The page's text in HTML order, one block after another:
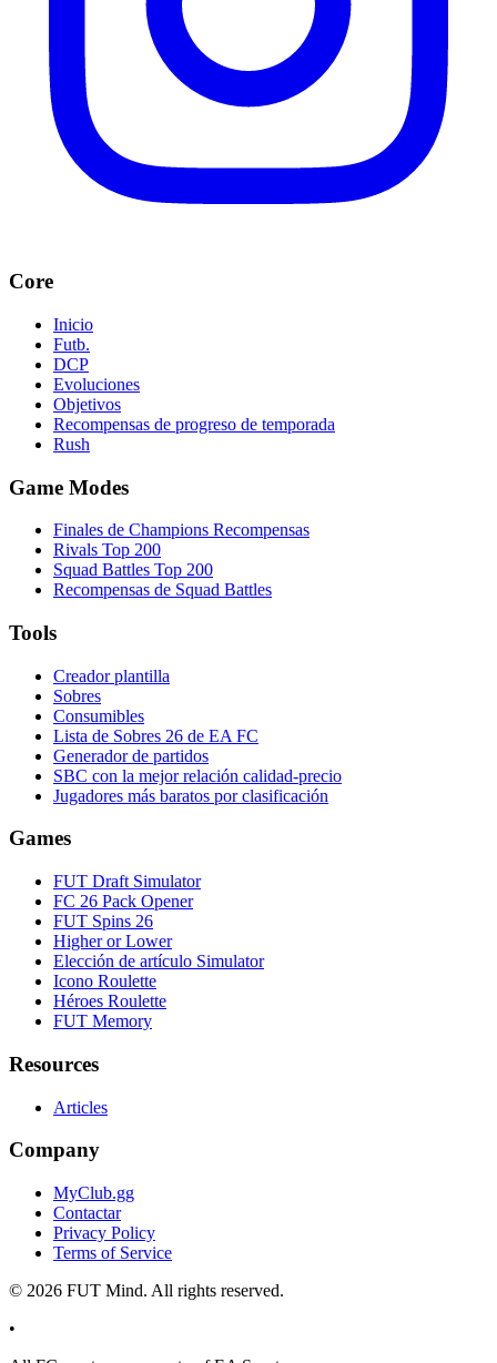
Core
Inicio
Futb.
DCP
Evoluciones
Objetivos
Recompensas de progreso de temporada
Rush
Game Modes
Finales de Champions Recompensas
Rivals Top 200
Squad Battles Top 200
Recompensas de Squad Battles
Tools
Creador plantilla
Sobres
Consumibles
Lista de Sobres 26 de EA FC
Generador de partidos
SBC con la mejor relación calidad-precio
Jugadores más baratos por clasificación
Games
FUT Draft Simulator
FC 26 Pack Opener
FUT Spins 26
Higher or Lower
Elección de artículo Simulator
Icono Roulette
Héroes Roulette
FUT Memory
Resources
Articles
Company
MyClub.gg
Contactar
Privacy Policy
Terms of Service
© 2026 FUT Mind. All rights reserved.
•